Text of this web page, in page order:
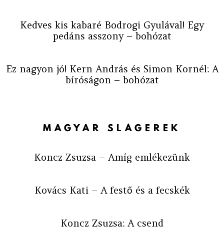
Kedves kis kabaré Bodrogi Gyulával! Egy
pedáns asszony – bohózat
Ez nagyon jó! Kern András és Simon Kornél: A
bíróságon – bohózat
MAGYAR SLÁGEREK
Koncz Zsuzsa – Amíg emlékezünk
Kovács Kati – A festő és a fecskék
Koncz Zsuzsa: A csend